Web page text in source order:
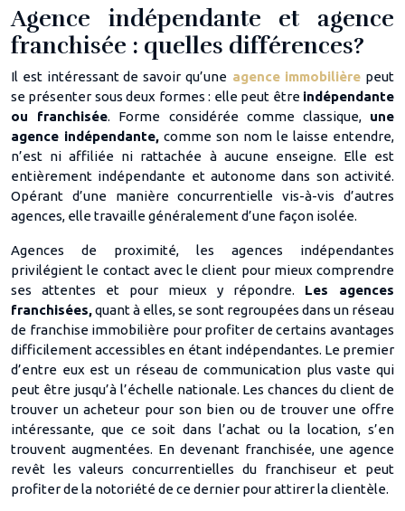
Agence indépendante et agence
franchisée : quelles différences?
Il est intéressant de savoir qu’uneagence immobilière peut
se présenter sous deux formes : elle peut être indépendante
ou franchisée. Forme considérée comme classique, une
agence indépendante, comme son nom le laisse entendre,
n’est ni affiliée ni rattachée à aucune enseigne. Elle est
entièrement indépendante et autonome dans son activité.
Opérant d’une manière concurrentielle vis-à-vis d’autres
agences, elle travaille généralement d’une façon isolée.
Agences de proximité, les agences indépendantes
privilégient le contact avec le client pour mieux comprendre
ses attentes et pour mieux y répondre. Les agences
franchisées,quant à elles, se sont regroupées dans un réseau
de franchise immobilière pour profiter de certains avantages
difficilement accessibles en étant indépendantes. Le premier
d’entre eux est un réseau de communication plus vaste qui
peut être jusqu’à l’échelle nationale. Les chances du client de
trouver un acheteur pour son bien ou de trouver une offre
intéressante, que ce soit dans l’achat ou la location, s’en
trouvent augmentées. En devenant franchisée, une agence
revêt les valeurs concurrentielles du franchiseur et peut
profiter de la notoriété de ce dernier pour attirer la clientèle.